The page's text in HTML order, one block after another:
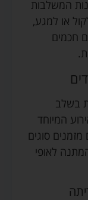
המשלבות
או למגע,
חכמים
בשלב
המיוחד
סוגים
לאופי